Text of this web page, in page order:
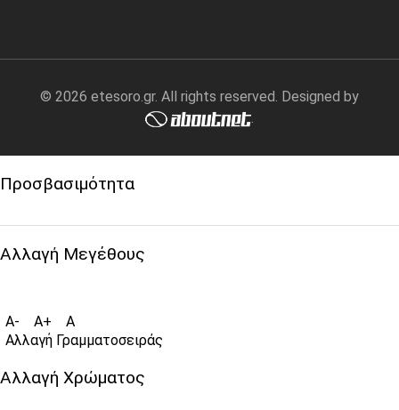
© 2026 etesoro.gr. All rights reserved. Designed by
.
Προσβασιμότητα
Αλλαγή Μεγέθους
A- A+
A
Αλλαγή Γραμματοσειράς
Αλλαγή Χρώματος